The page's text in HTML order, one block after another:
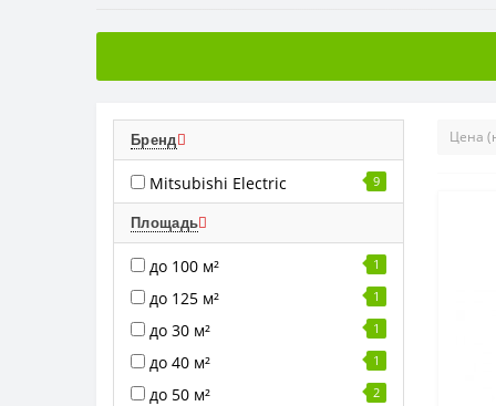
Бренд
Mitsubishi Electric 9
Площадь
до 100 м² 1
до 125 м² 1
до 30 м² 1
до 40 м² 1
до 50 м² 2